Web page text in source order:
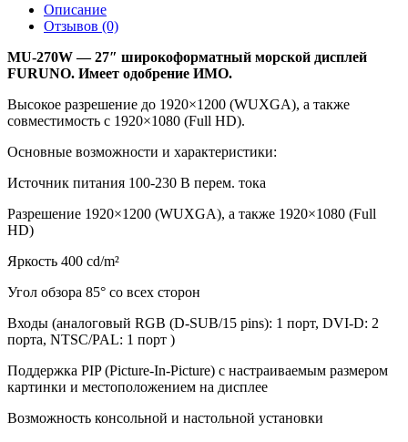
Описание
Отзывов (0)
MU-270W — 27″ широкоформатный морской дисплей
FURUNO. Имеет одобрение ИМО.
Высокое разрешение до 1920×1200 (WUXGA), а также
совместимость с 1920×1080 (Full HD).
Основные возможности и характеристики:
Источник питания 100-230 В перем. тока
Разрешение 1920×1200 (WUXGA), а также 1920×1080 (Full
HD)
Яркость 400 cd/m²
Угол обзора 85° со всех сторон
Входы (аналоговый RGB (D-SUB/15 pins): 1 порт, DVI-D: 2
порта, NTSC/PAL: 1 порт )
Поддержка PIP (Picture-In-Picture) с настраиваемым размером
картинки и местоположением на дисплее
Возможность консольной и настольной установки